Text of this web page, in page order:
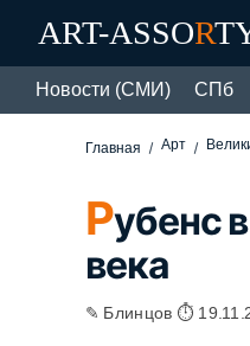
ART-ASSOR
Новости (СМИ) СПб
Главная Арт
Рубенс
века
✎ Блинцов ⏱